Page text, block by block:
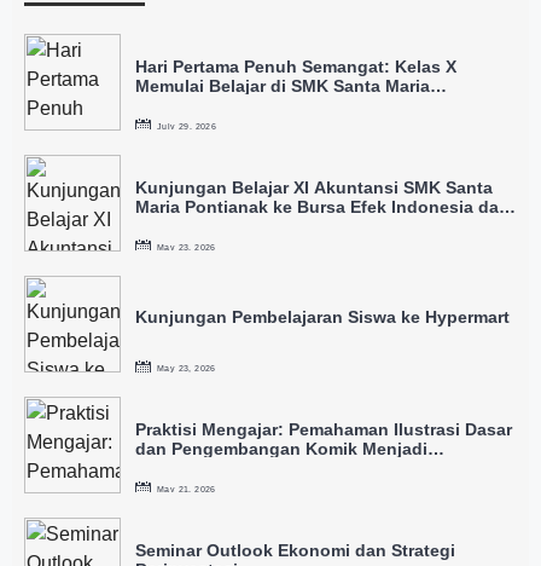
Hari Pertama Penuh Semangat: Kelas X
Memulai Belajar di SMK Santa Maria
July 29, 2026
Kunjungan Belajar XI Akuntansi SMK Santa
Maria Pontianak ke Bursa Efek Indonesia dan
May 23, 2026
Kunjungan Pembelajaran Siswa ke Hypermart
May 23, 2026
Praktisi Mengajar: Pemahaman Ilustrasi Dasar
dan Pengembangan Komik Menjadi
May 21, 2026
Seminar Outlook Ekonomi dan Strategi